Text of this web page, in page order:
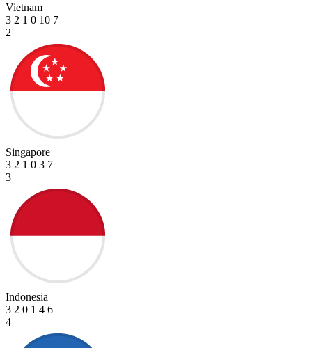
Vietnam
3 2 1 0 10 7
2
Singapore
3 2 1 0 3 7
3
Indonesia
3 2 0 1 4 6
4